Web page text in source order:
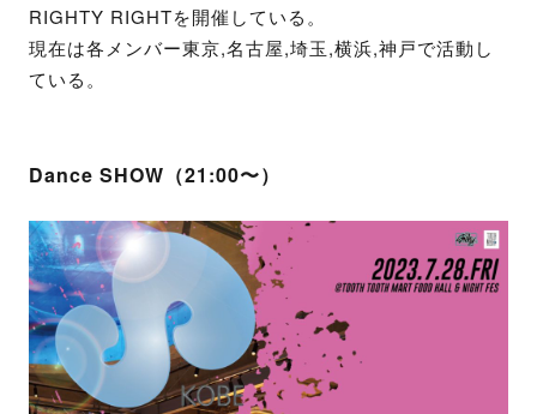
RIGHTY RIGHTを開催している。
現在は各メンバー東京,名古屋,埼玉,横浜,神戸で活動し
ている。
Dance SHOW（21:00〜）